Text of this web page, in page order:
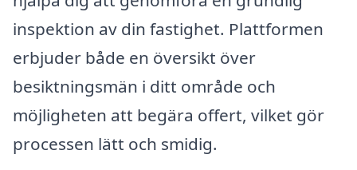
inspektion av din fastighet. Plattformen
erbjuder både en översikt över
besiktningsmän i ditt område och
möjligheten att begära offert, vilket gör
processen lätt och smidig.